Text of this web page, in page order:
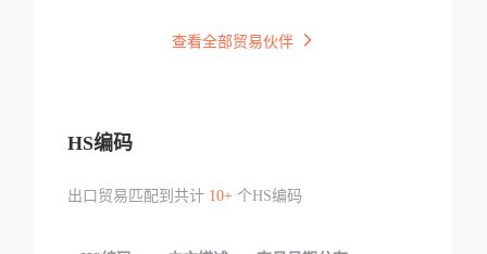
查看全部贸易伙伴
HS编码
出口贸易匹配到共计 10+个HS编码